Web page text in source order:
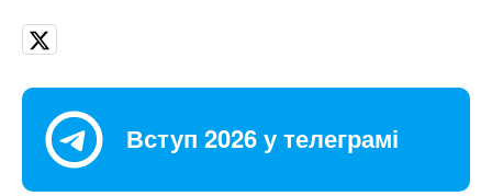
Вступ 2026 у телеграмі